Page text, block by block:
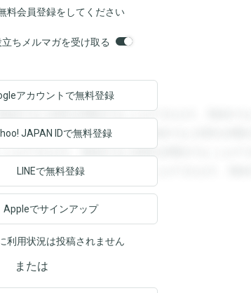
料会員登録をしてください
ちメルマガを受け取る
録すると回答を閲覧することができます。登録する
を閲覧することができます。登録すると回答を閲覧
とができます。登録すると回答を閲覧することがで
。登録すると回答を閲覧することができます。登録
アカウントで無料登録
JAPAN IDで無料登録
LINEで無料登録
Appleでサインアップ
利用状況は投稿されません
または